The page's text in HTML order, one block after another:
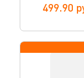
499.90